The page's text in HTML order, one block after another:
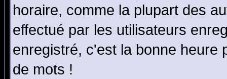
horaire, comme la plupart des
effectué par les utilisateurs
enregistré, c'est la bonne heure
de mots !